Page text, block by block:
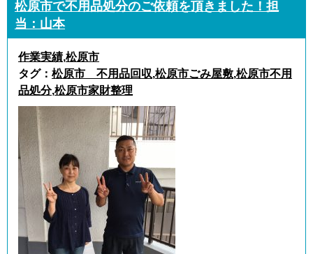
松原市で不用品処分のご依頼を頂きました！担
当：山本
作業実績,松原市
タグ： 松原市 不用品回収,松原市ごみ屋敷,松原市不用
品処分,松原市家財整理